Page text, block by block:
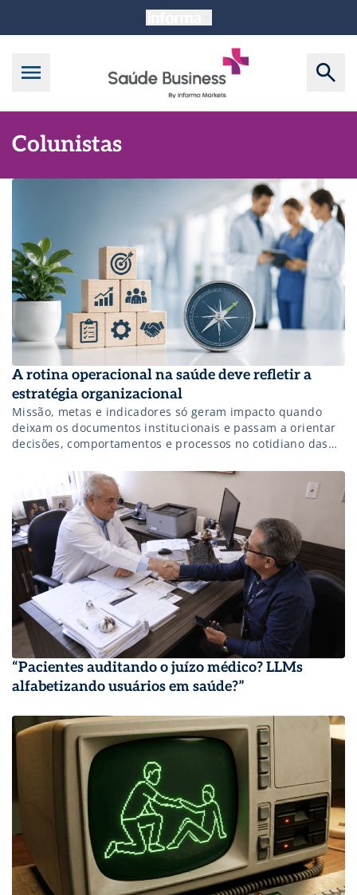
Colunistas
A rotina operacional na saúde deve refletir a
estratégia organizacional
Missão, metas e indicadores só geram impacto quando
deixam os documentos institucionais e passam a orientar
decisões, comportamentos e processos no cotidiano das
“Pacientes auditando o juízo médico? LLMs
alfabetizando usuários em saúde?”